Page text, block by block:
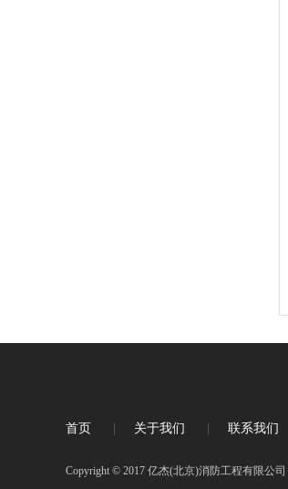
首页 关于我们 联系我们
Copyright © 2017 亿杰(北京)消防工程有限公